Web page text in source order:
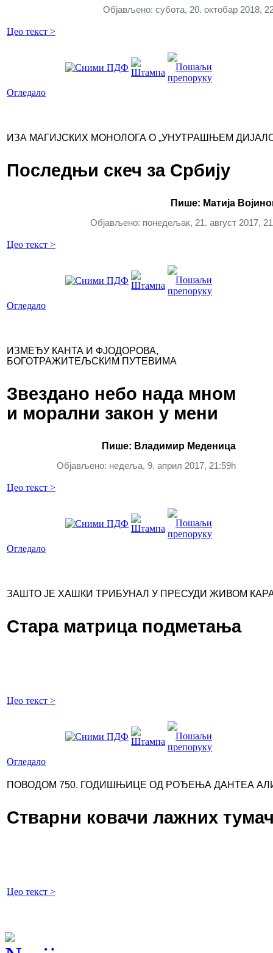
Објављено: субота, 20. октобар 2018,
Цео текст >
Огледало
ИЗА МАГИЈСКИХ МОНОЛОГА О „УНУТРАШЊЕМ
Последњи скеч за Србију
Пише: Матија
Објављено: понедељак, 21. август 2017,
Цео текст >
Огледало
ИЗМЕЂУ КАНТА И ФЈОДОРОВА,
БОГОТРАЖИТЕЉСКИМ ПУТЕВИМА
Звездано небо нада мном
и морални закон у мени
Пише: Владимир Меденица
Објављено: недеља, 9. април 2017, 21:59h
Цео текст >
Огледало
ЗАШТО ЈЕ ХАШКИ ТРИБУНАЛ У ПРЕСУДИ ЖИВОМ
Стара матрица подметања
Цео текст >
Огледало
ПОВОДОМ 750. ГОДИШЊИЦЕ ОД РОЂЕЊА ДАНТЕА
Стварни ковачи лажних
Цео текст >